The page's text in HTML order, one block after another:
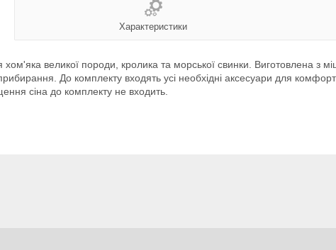
Характеристики
великої породи, кролика та морської свинки. Виготовлена з
До комплекту входять усі необхідні аксесуари для
сіна до комплекту не входить.